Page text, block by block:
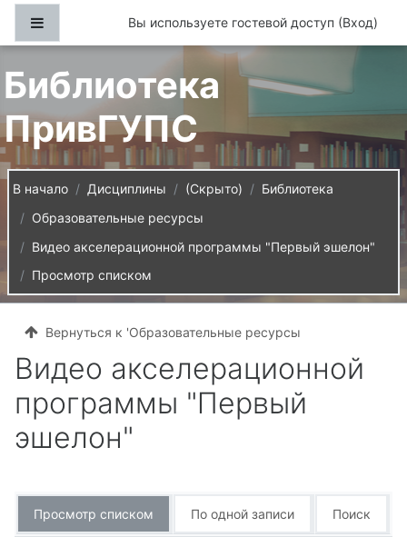
Перейти к основному содержанию
Боковая панельВы используете гостевой доступ (Вход)
Библиотека
ПривГУПС
В начало Дисциплины (Скрыто)
Библиотека
Образовательные ресурсы
Видео акселерационной программы "Первый эшелон"
Просмотр списком
Вернуться к 'Образовательные ресурсы
Видео акселерационной
программы "Первый
эшелон"
Просмотр списком По одной записи Поиск